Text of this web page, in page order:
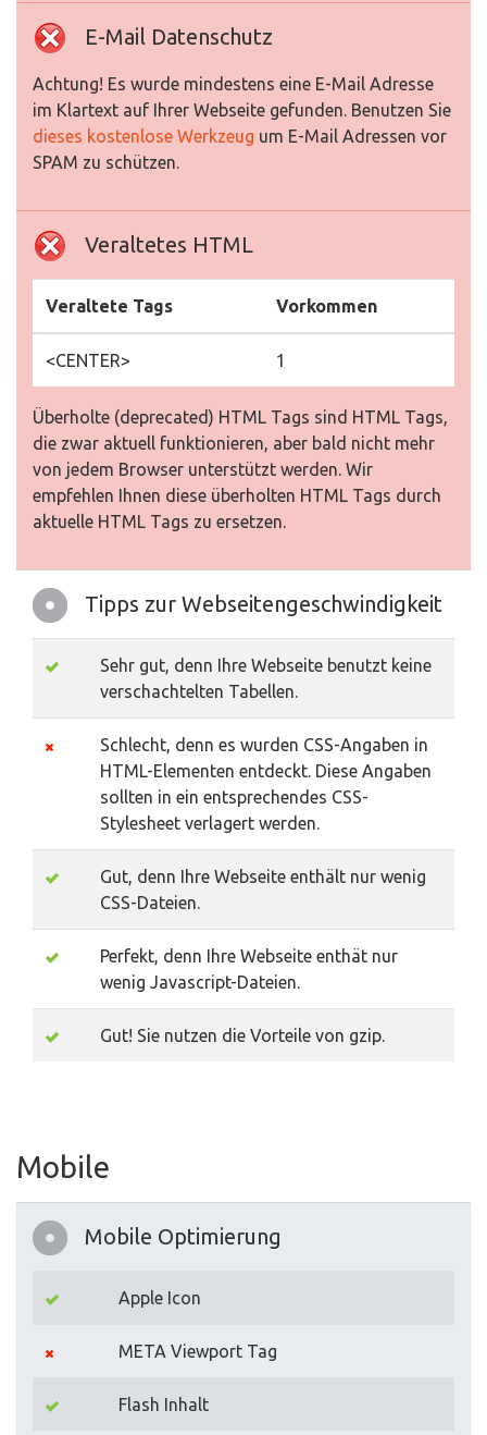
E-Mail Datenschutz
Achtung! Es wurde mindestens eine E-Mail Adresse
im Klartext auf Ihrer Webseite gefunden. Benutzen Sie
dieses kostenlose Werkzeug um E-Mail Adressen vor
SPAM zu schützen.
Veraltetes HTML
Veraltete Tags Vorkommen
<CENTER> 1
Überholte (deprecated) HTML Tags sind HTML Tags,
die zwar aktuell funktionieren, aber bald nicht mehr
von jedem Browser unterstützt werden. Wir
empfehlen Ihnen diese überholten HTML Tags durch
aktuelle HTML Tags zu ersetzen.
Tipps zur Webseitengeschwindigkeit
Sehr gut, denn Ihre Webseite benutzt keine
verschachtelten Tabellen.
Schlecht, denn es wurden CSS-Angaben in
HTML-Elementen entdeckt. Diese Angaben
sollten in ein entsprechendes CSS-
Stylesheet verlagert werden.
Gut, denn Ihre Webseite enthält nur wenig
CSS-Dateien.
Perfekt, denn Ihre Webseite enthät nur
wenig Javascript-Dateien.
Gut! Sie nutzen die Vorteile von gzip.
Mobile
Mobile Optimierung
Apple Icon
META Viewport Tag
Flash Inhalt